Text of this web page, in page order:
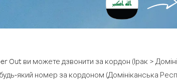
Out ви можете дзвонити за кордон (Ірак >
який номер за кордоном (Домініканська